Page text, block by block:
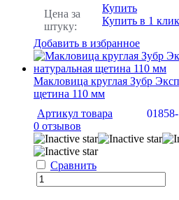
Цена за
штуку:
Купить
Купить в 1 клик
Добавить в избранное
Макловица круглая Зубр
щетина 110 мм
Артикул товара
01858-
0 отзывов
Сравнить